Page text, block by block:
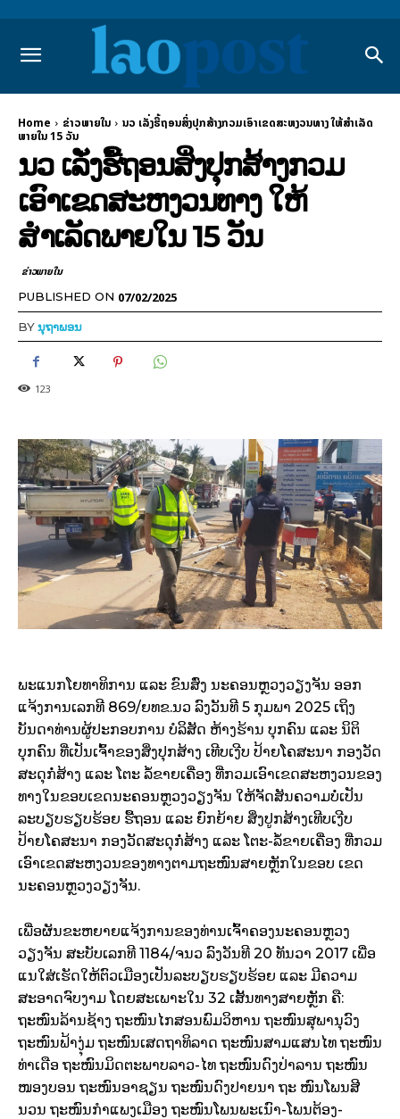
Home ຂ່າວພາຍ​ໃນ
ນວ ເລັ່ງຮື້ຖອນສິ່ງປຸກສ້າງກວມເອົາເຂດສະຫງວນທາງ ໃຫ້ສຳເລັດ
ພາຍໃນ 15 ວັນ
ນວ ເລັ່ງຮື້ຖອນສິ່ງປຸກສ້າງກວມ
ເອົາເຂດສະຫງວນທາງ ໃຫ້
ສຳເລັດພາຍໃນ 15 ວັນ
ຂ່າວພາຍ​ໃນ
PUBLISHED ON 07/02/2025
BYນຸຖາພອນ
123
ພະແນກໂຍທາທິການ ແລະ ຂົນສົ່ງ ນະຄອນຫຼວງວຽງຈັນ ອອກ
ແຈ້ງການເລກທີ 869/ຍທຂ.ນວ ລົງວັນທີ 5 ກຸມພາ 2025 ເຖິງ
ບັນດາທ່ານຜູ້ປະກອບການ ບໍລິສັດ ຫ້າງຮ້ານ ບຸກຄົນ ແລະ ນິຕິ
ບຸກຄົນ ທີ່ເປັນເຈົ້າຂອງສິ່ງປຸກສ້າງ ເທີບເງີບ ປ້າຍໂຄສະນາ ກອງວັດ
ສະດຸກໍ່ສ້າງ ແລະ ໂຕະ ລໍ້ຂາຍເຄື່ອງ ທີ່ກວມເອົາເຂດສະຫງວນຂອງ
ທາງໃນຂອບເຂດນະຄອນຫຼວງວຽງຈັນ ໃຫ້ຈັດສັນຄວາມບໍ່ເປັນ
ລະບຽບຮຽບຮ້ອຍ ຮື້ຖອນ ແລະ ຍົກຍ້າຍ ສິ່ງປູກສ້າງເທີບເງີບ
ປ້າຍໂຄສະນາ ກອງວັດສະດຸກໍ່ສ້າງ ແລະ ໂຕະ-ລໍ້ຂາຍເຄື່ອງ ທີ່ກວມ
ເອົາເຂດສະຫງວນຂອງທາງຕາມຖະໜົນສາຍຫຼັກໃນຂອບ ເຂດ
ນະຄອນຫຼວງວຽງຈັນ.
ເພື່ອຜັນຂະຫຍາຍແຈ້ງການຂອງທ່ານເຈົ້າຄອງນະຄອນຫຼວງ
ວຽງຈັນ ສະບັບເລກທີ 1184/ຈນວ ລົງວັນທີ 20 ທັນວາ 2017 ເພື່ອ
ແນໃສ່ເຮັດໃຫ້ຕົວເມືອງເປັນລະບຽບຮຽບຮ້ອຍ ແລະ ມີຄວາມ
ສະອາດຈົບງາມ ໂດຍສະເພາະໃນ 32 ເສັ້ນທາງສາຍຫຼັກ ຄື:
ຖະໜົນລ້ານຊ້າງ ຖະໜົນໄກສອນພົມວິຫານ ຖະໜົນສຸພານຸວົງ
ຖະໜົນຟ້າງຸ່ມ ຖະໜົນເສດຖາທິລາດ ຖະໜົນສາມແສນໄທ ຖະໜົນ
ທ່າເດືອ ຖະໜົນມິດຕະພາບລາວ-ໄທ ຖະໜົນດົງປ່າລານ ຖະໜົນ
ໜອງບອນ ຖະໜົນອາຊຽນ ຖະໜົນດົງປາຍນາ ຖະ ໜົນໂພນສີ
ນວນ ຖະໜົນກໍາແພງເມືອງ ຖະໜົນໂພນພະເນົາ-ໂພນຕ້ອງ-